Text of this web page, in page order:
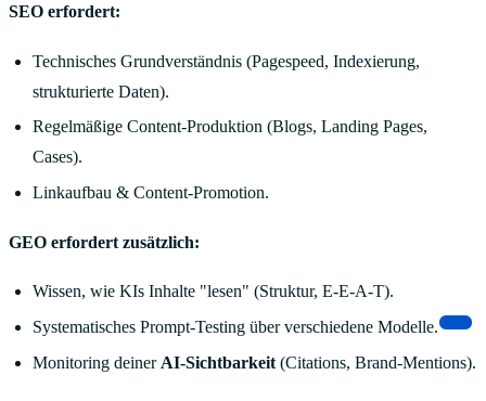
SEO erfordert:
Technisches Grundverständnis (Pagespeed, Indexierung,
strukturierte Daten).
Regelmäßige Content-Produktion (Blogs, Landing Pages,
Cases).
Linkaufbau & Content-Promotion.
GEO erfordert zusätzlich:
Wissen, wie KIs Inhalte "lesen" (Struktur, E-E-A-T).
Systematisches Prompt-Testing über verschiedene Modelle.
Monitoring deiner AI-Sichtbarkeit (Citations, Brand-Mentions).